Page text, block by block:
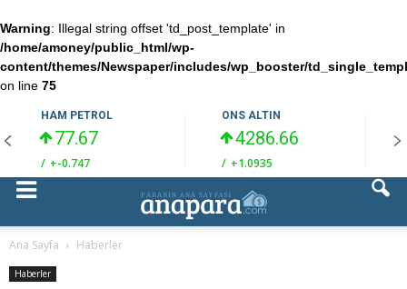
Warning: Illegal string offset 'td_post_template' in
/home/amoney/public_html/wp-
content/themes/Newspaper/includes/wp_booster/
on line 75
HAM PETROL
77.67
/ +-0.747
ONS ALTIN
4286.66
/ +1.0935
Ana Sayfa Haberler
Haberler